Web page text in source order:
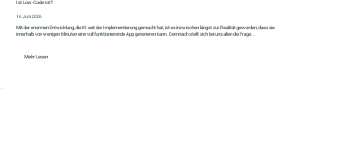
Ist Low-Code tot?
14. Juni 2026
Mit der enormen Entwicklung, die KI seit der Implementierung gemacht hat, ist es inzwischen längst zur Realität geworden, dass sie
innerhalb von wenigen Minuten eine voll funktionierende App generieren kann. Demnach stellt sich bei uns allen die Frage...
Mehr Lesen